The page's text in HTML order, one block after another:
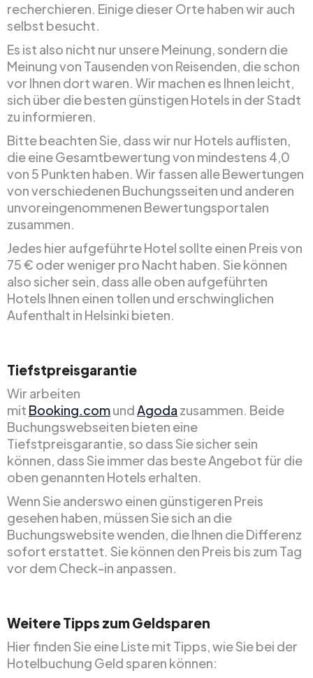
recherchieren. Einige dieser Orte haben wir auch
selbst besucht.
Es ist also nicht nur unsere Meinung, sondern die
Meinung von Tausenden von Reisenden, die schon
vor Ihnen dort waren. Wir machen es Ihnen leicht,
sich über die besten günstigen Hotels in der Stadt
zu informieren.
Bitte beachten Sie, dass wir nur Hotels auflisten,
die eine Gesamtbewertung von mindestens 4,0
von 5 Punkten haben. Wir fassen alle Bewertungen
von verschiedenen Buchungsseiten und anderen
unvoreingenommenen Bewertungsportalen
zusammen.
Jedes hier aufgeführte Hotel sollte einen Preis von
75 € oder weniger pro Nacht haben. Sie können
also sicher sein, dass alle oben aufgeführten
Hotels Ihnen einen tollen und erschwinglichen
Aufenthalt in Helsinki bieten.
Tiefstpreisgarantie
Wir arbeiten
mit Booking.comundAgoda zusammen. Beide
Buchungswebseiten bieten eine
Tiefstpreisgarantie, so dass Sie sicher sein
können, dass Sie immer das beste Angebot für die
oben genannten Hotels erhalten.
Wenn Sie anderswo einen günstigeren Preis
gesehen haben, müssen Sie sich an die
Buchungswebsite wenden, die Ihnen die Differenz
sofort erstattet. Sie können den Preis bis zum Tag
vor dem Check-in anpassen.
Weitere Tipps zum Geldsparen
Hier finden Sie eine Liste mit Tipps, wie Sie bei der
Hotelbuchung Geld sparen können: